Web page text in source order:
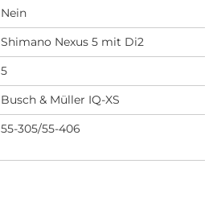
Nein
Shimano Nexus 5 mit Di2
5
Busch & Müller IQ-XS
55-305/55-406